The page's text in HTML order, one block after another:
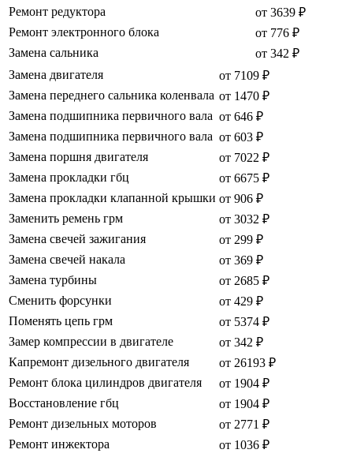
Ремонт редуктора
от 3639 ₽
Ремонт электронного блока
от 776 ₽
Замена сальника
от 342 ₽
Замена двигателя
от 7109 ₽
Замена переднего сальника коленвала от 1470 ₽
Замена подшипника первичного вала от 646 ₽
Замена подшипника первичного вала от 603 ₽
Замена поршня двигателя
от 7022 ₽
Замена прокладки гбц
от 6675 ₽
Замена прокладки клапанной крышки от 906 ₽
Заменить ремень грм
от 3032 ₽
Замена свечей зажигания
от 299 ₽
Замена свечей накала
от 369 ₽
Замена турбины
от 2685 ₽
Сменить форсунки
от 429 ₽
Поменять цепь грм
от 5374 ₽
Замер компрессии в двигателе
от 342 ₽
Капремонт дизельного двигателя
от 26193 ₽
Ремонт блока цилиндров двигателя
от 1904 ₽
Восстановление гбц
от 1904 ₽
Ремонт дизельных моторов
от 2771 ₽
Ремонт инжектора
от 1036 ₽